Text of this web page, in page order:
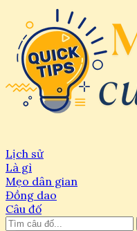
Lịch sử
Là gì
Mẹo dân gian
Đồng dao
Câu đố